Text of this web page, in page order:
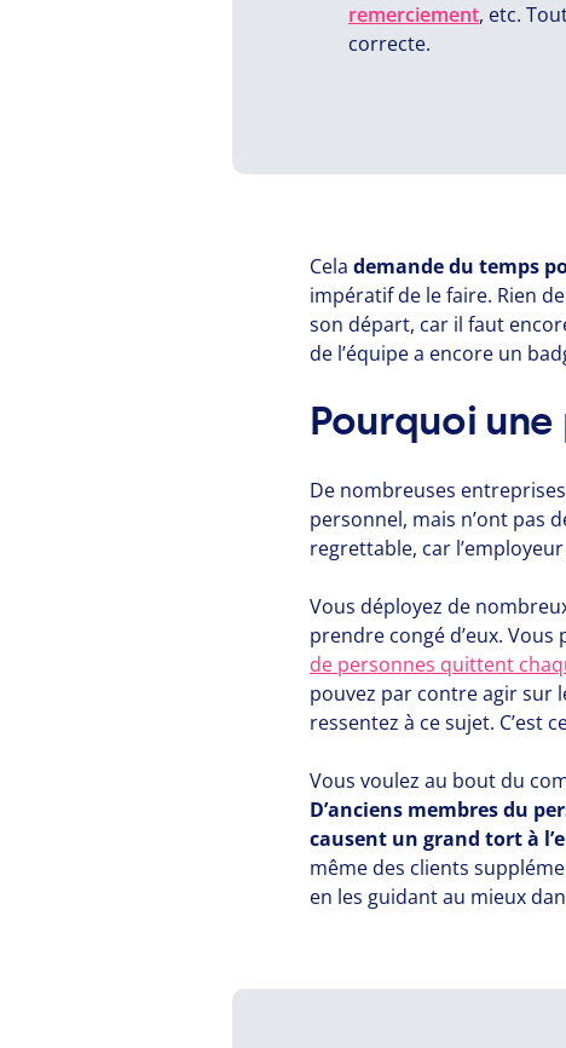
remerciement, etc.
correcte.
Cela demande du temps
impératif de le faire. Rien
son départ, car il faut
de l’équipe a encore un
Pourquoi
De nombreuses
personnel, mais n’ont pas
regrettable, car
Vous déployez de
prendre congé d’eux.
de personnes quittent
pouvez par contre agir sur
ressentez à ce sujet. C’est
Vous voulez au bout du
D’anciens membres du
causent un grand tort à
même des clients
en les guidant au mieux